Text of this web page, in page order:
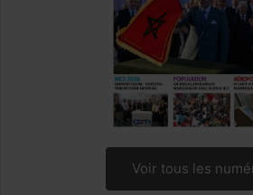
Voir tous les